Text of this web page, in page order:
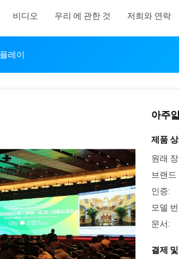
비디오 우리 에 관한 것 저희와 연락
레이
아주
제품
원래
브랜드
인증:
모델
문서:
결제